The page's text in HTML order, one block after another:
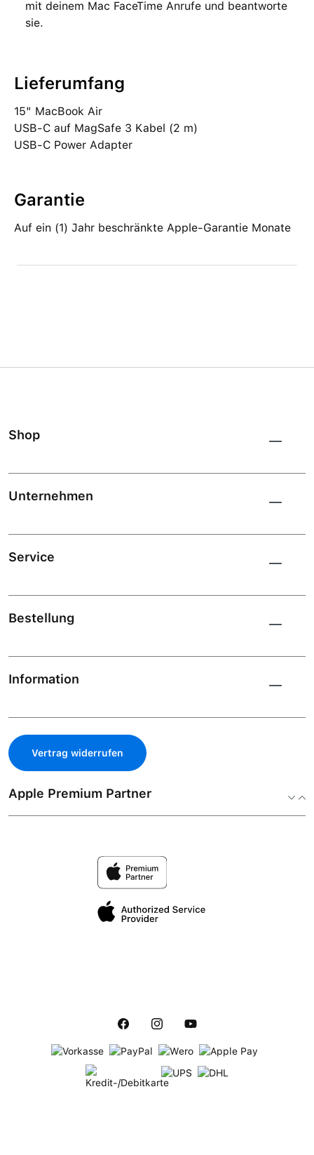
mit deinem Mac FaceTime Anrufe und beantworte
sie.
Lieferumfang
15" MacBook Air
USB‑C auf MagSafe 3 Kabel (2 m)
USB‑C Power Adapter
Garantie
Auf ein (1) Jahr beschränkte Apple-Garantie Monate
Shop
Unternehmen
Service
Bestellung
Information
Vertrag widerrufen
Apple Premium Partner